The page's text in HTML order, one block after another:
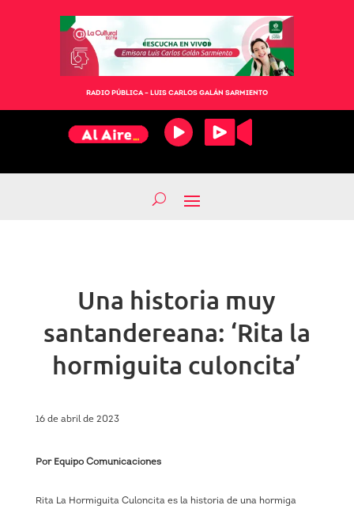
RADIO PÚBLICA – LUIS CARLOS GALÁN SARMIENTO
Una historia muy
santandereana: ‘Rita la
hormiguita culoncita’
16 de abril de 2023
Por Equipo Comunicaciones
Rita La Hormiguita Culoncita es la historia de una hormiga